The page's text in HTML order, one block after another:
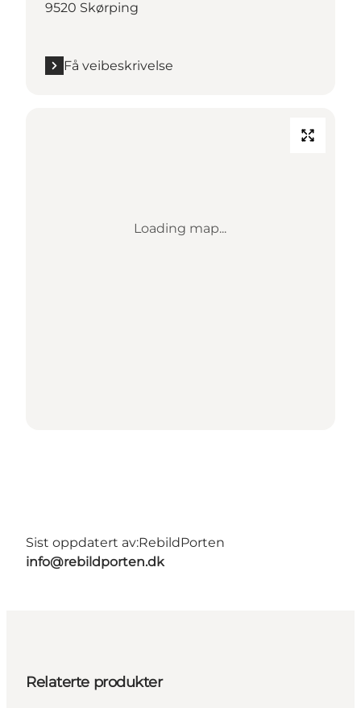
9520 Skørping
Få veibeskrivelse
Loading map...
Sist oppdatert av:RebildPorten
info@rebildporten.dk
Relaterte produkter